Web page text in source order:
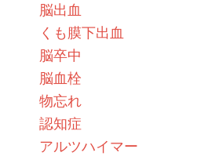
脳出血
くも膜下出血
脳卒中
脳血栓
物忘れ
認知症
アルツハイマー